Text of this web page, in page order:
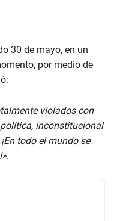
30 de mayo, en un
por medio de
violados con
inconstitucional
todo el mundo se